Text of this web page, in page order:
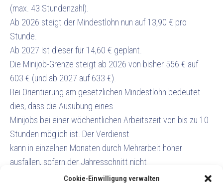
Cookie-Einwilligung verwalten
(max. 43 Stundenzahl).
Ab 2026 steigt der Mindestlohn nun auf 13,90 € pro
Stunde.
Ab 2027 ist dieser für 14,60 € geplant.
Die Minijob-Grenze steigt ab 2026 von bisher 556 € auf
603 € (und ab 2027 auf 633 €).
Bei Orientierung am gesetzlichen Mindestlohn bedeutet
dies, dass die Ausübung eines
Minijobs bei einer wöchentlichen Arbeitszeit von bis zu 10
Stunden möglich ist. Der Verdienst
kann in einzelnen Monaten durch Mehrarbeit höher
ausfallen, sofern der Jahresschnitt nicht
überschritten wird.